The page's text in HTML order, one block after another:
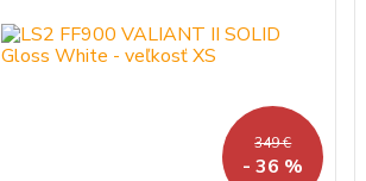
349 €
- 36 %